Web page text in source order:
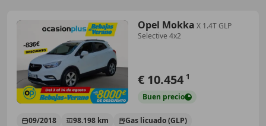
Opel Mokka X 1.4T GLP
Selective 4x2
€ 10.454 1
Buen precio
09/2018 98.198 km
Gas licuado (GLP)